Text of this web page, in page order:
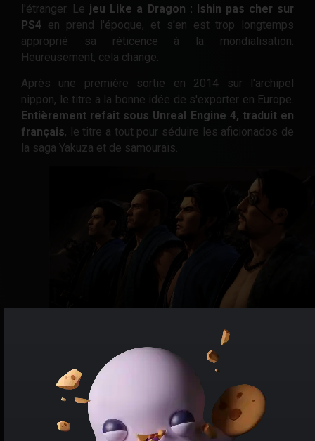
l'étranger. Le jeu Like a Dragon : Ishin pas cher sur
PS4 en prend l'époque, et s'en est trop longtemps
approprié sa réticence à la mondialisation.
Heureusement, cela change.
Après une première sortie en 2014 sur l'archipel
nippon, le titre a la bonne idée de s'exporter en Europe.
Entièrement refait sous Unreal Engine 4, traduit en
français, le titre a tout pour séduire les aficionados de
la saga Yakuza et de samouraïs.
Car oui, Like a Dragon : Ishin en promo sur Playstation 4
est un jeu dérivé de la saga phare de Sega. Par
conséquent, les joueurs pourront
retrouver certaines
têtes bien connues, dont Kiryu et Goro Mashima
Mélange de RPG, d'aventure et de beat'em all, le jeu